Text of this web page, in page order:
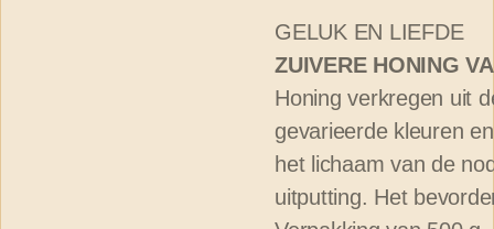
GELUK EN LIEFDE
ZUIVERE HONING
Honing verkregen uit
gevarieerde kleuren
het lichaam van de
uitputting. Het